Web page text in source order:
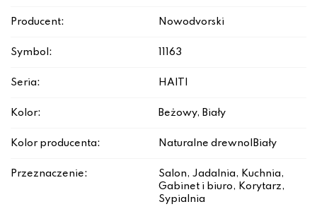
Producent: Nowodvorski
Symbol: 11163
Seria: HAITI
Kolor: Beżowy, Biały
Kolor producenta: Naturalne drewno|Biały
Przeznaczenie:
Salon, Jadalnia, Kuchnia,
Gabinet i biuro, Korytarz,
Sypialnia